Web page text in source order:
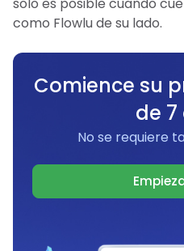
solo es posible cuando
como Flowlu de su lado.
Comience su
de
No se requiere